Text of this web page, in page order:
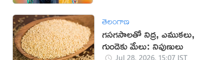
తెలంగాణ
గసగసాలతో నిద్ర, ఎముకలు,
గుండెకు మేలు: నిపుణులు
Jul 28, 2026, 15:07 IST